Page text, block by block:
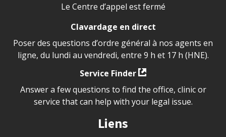
Le Centre d’appel est fermé
Clavardage en direct
Poser des questions d’ordre général à nos agents en
ligne, du lundi au vendredi, entre 9 h et 17 h (HNE).
Service Finder
Answer a few questions to find the office, clinic or
service that can help with your legal issue.
Liens